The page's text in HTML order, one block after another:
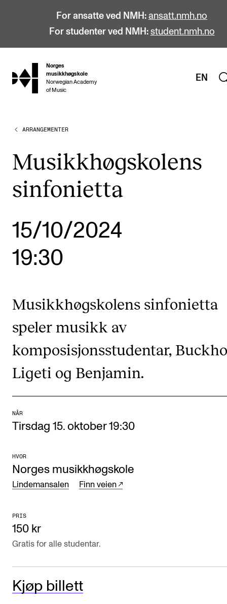
For ansatte ved NMH: ansatt.nmh.no
For studenter ved NMH: student.nmh.no
hjem
Norges
musikkhøgskole
Norwegian Academy
of Music
EN
STUDIER
Bachelor
Master
Årsstudium og videreutdanning
Talentutvikling
STUDENTLIV
Biblioteket
Fagmiljøer
Salane våre
FORSKNING
CREMAH
Publikasjoner
Utveksling
Internasjonal strategi
ARRANGEMENTER
Musikkhøgskolens
sinfonietta
15/10/2024
19:30
Musikkhøgskolens sinfonietta
speler musikk av
komposisjonsstudentar,
Ligeti og Benjamin.
NÅR
Tirsdag 15. oktober 19:30
HVOR
Norges musikkhøgskole
Lindemansalen Finn veien
PRIS
150 kr
Gratis for alle studentar.
Kjøp billett